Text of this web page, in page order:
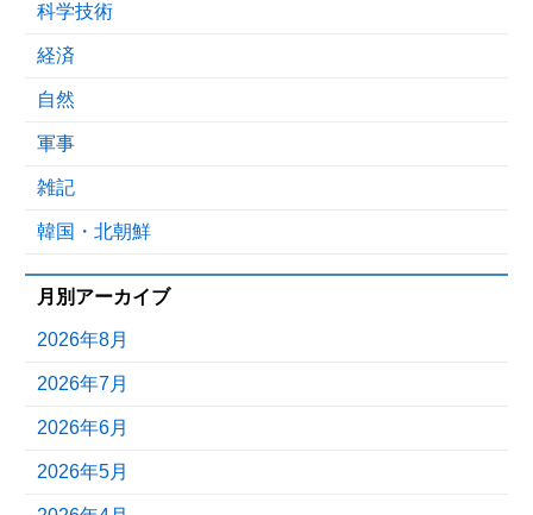
科学技術
経済
自然
軍事
雑記
韓国・北朝鮮
月別アーカイブ
2026年8月
2026年7月
2026年6月
2026年5月